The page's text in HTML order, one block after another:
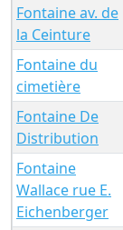
Fontaine av. de
la Ceinture
Fontaine du
cimetière
Fontaine De
Distribution
Fontaine
Wallace rue E.
Eichenberger